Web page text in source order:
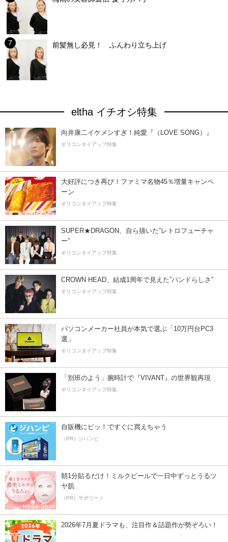
前髪無し必見！ ふんわり立ち上げ
eltha イチオシ特集
向井康二イケメンすぎ！純愛『（LOVE SONG）』
オリコンタイアップ特集
大好評につき再び！ファミマ名物45％増量キャンペ
ーン
オリコンタイアップ特集
SUPER★DRAGON、自ら描いた”レトロフューチャ
ー”
オリコンタイアップ特集
CROWN HEAD、結成1周年で見えた”バンドらしさ”
オリコンタイアップ特集
パソコンメーカー社員が本気で選ぶ「10万円台PC3
選」
オリコンタイアップ特集
「別班のよう」腕時計で『VIVANT』の世界観再現
オリコンタイアップ特集
自販機にピッ！ですぐに買えちゃう
（PR）ジハンピ
朝1分貼るだけ！ミルクピールで一日中ずっとうるツ
ヤ肌
（PR）サボリーノ
2026年7月夏ドラマも、注目作＆話題作が勢ぞろい！